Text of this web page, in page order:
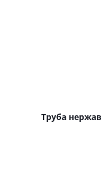
Труба